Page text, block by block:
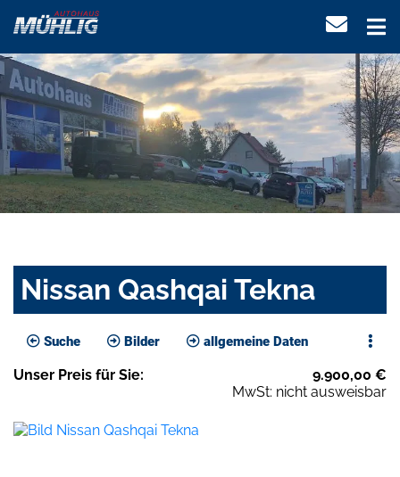
Nissan Qashqai Tekna
Suche Bilder allgemeine Daten
Unser Preis für Sie: 9.900,00 €
MwSt: nicht ausweisbar